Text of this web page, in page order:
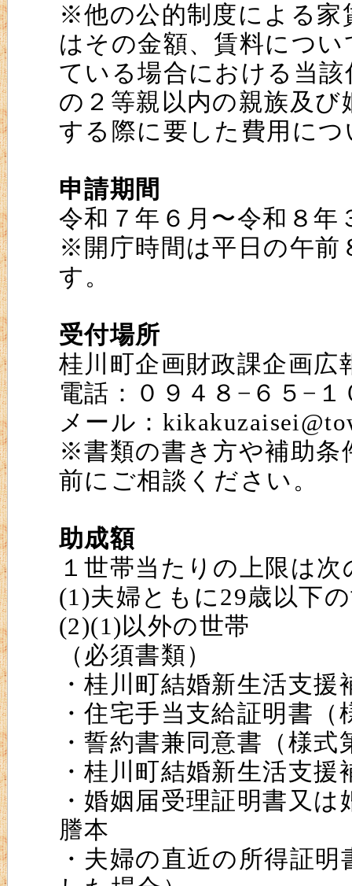
※他の公的制度による家
はその金額、賃料につ
ている場合における当
の２等親以内の親族及
する際に要した費用に
申請期間
令和７年６月〜令和８年
※開庁時間は平日の午前
す。
受付場所
桂川町企画財政課企画広
電話：０９４８−６５−１
メール：
※書類の書き方や補助条
前にご相談ください。
助成額
１世帯当たりの上限は
(1)夫婦ともに29歳以
(2)(1)以外の世帯
（必須書類）
・桂川町結婚新生活支
・住宅手当支給証明書（
・誓約書兼同意書（様式
・桂川町結婚新生活支
・婚姻届受理証明書又
謄本
・夫婦の直近の所得証